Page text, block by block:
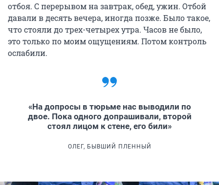
отбоя. С перерывом на завтрак, обед, ужин. Отбой
давали в десять вечера, иногда позже. Было такое,
что стояли до трех-четырех утра. Часов не было,
это только по моим ощущениям. Потом контроль
ослабили.
«На допросы в тюрьме нас выводили по
двое. Пока одного допрашивали, второй
стоял лицом к стене, его били»
ОЛЕГ, БЫВШИЙ ПЛЕННЫЙ